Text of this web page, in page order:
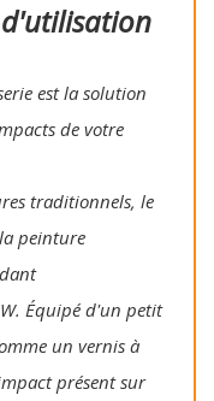
est la solution
de votre
traditionnels, le
peinture
Équipé d'un petit
un vernis à
présent sur